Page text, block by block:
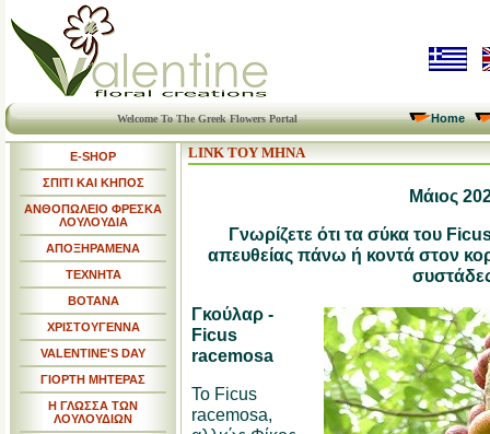
Welcome To The Greek Flowers Portal Home
E-SHOP
ΣΠΙΤΙ ΚΑΙ ΚΗΠΟΣ
ΑΝΘΟΠΩΛΕΙΟ ΦΡΕΣΚΑ
ΛΟΥΛΟΥΔΙΑ
ΑΠΟΞΗΡΑΜΕΝΑ
ΤΕΧΝΗΤΑ
ΒΟΤΑΝΑ
ΧΡΙΣΤΟΥΓΕΝΝΑ
VALENTINE'S DAY
ΓΙΟΡΤΗ ΜΗΤΕΡΑΣ
Η ΓΛΩΣΣΑ ΤΩΝ
ΛΟΥΛΟΥΔΙΩΝ
LINK ΤΟΥ ΜΗΝΑ
Μάιος
Γνωρίζετε ότι τα σύκα του
απευθείας πάνω ή κοντά στον
Γκούλαρ -
Ficus
racemosa
Το Ficus
racemosa,